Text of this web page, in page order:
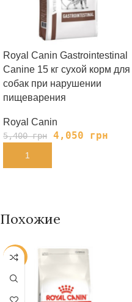
Royal Canin Gastrointestinal
Canine 15 кг сухой корм для
собак при нарушении
пищеварения
Royal Canin
5,400грн 4,050 грн
В КОРЗИНУ
Похожие
-25%